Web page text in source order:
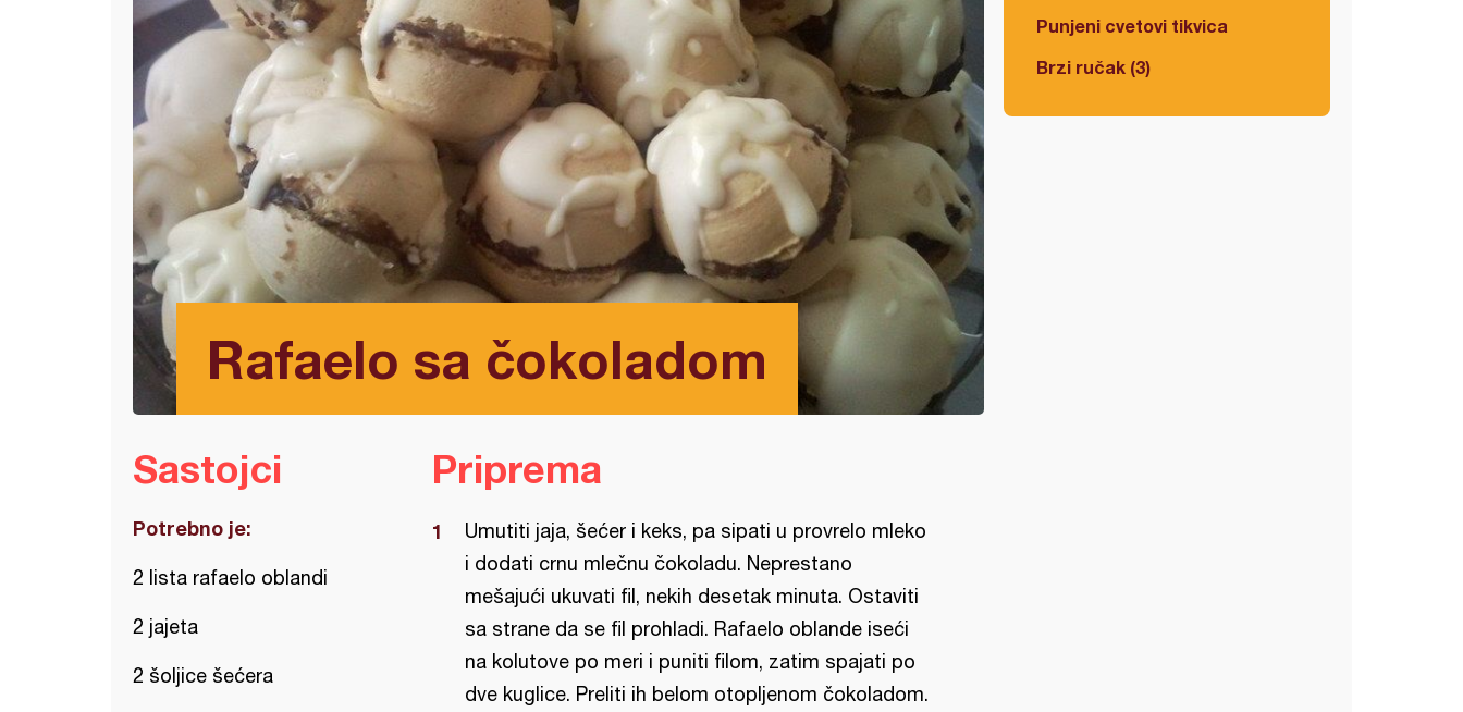
Rafaelo sa čokoladom
Punjeni cvetovi tikvica
Brzi ručak (3)
Sastojci
Potrebno je:
2 lista rafaelo oblandi
2 jajeta
2 šoljice šećera
Priprema
Umutiti jaja, šećer i keks, pa sipati u provrelo mleko
i dodati crnu mlečnu čokoladu. Neprestano
mešajući ukuvati fil, nekih desetak minuta. Ostaviti
sa strane da se fil prohladi. Rafaelo oblande iseći
na kolutove po meri i puniti filom, zatim spajati po
dve kuglice. Preliti ih belom otopljenom čokoladom.